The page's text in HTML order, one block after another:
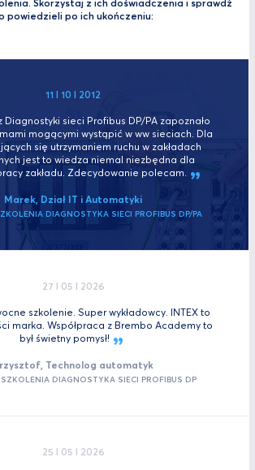
Skorzystaj z ich doświadczenia i sprawdź
powiedzieli po ich ukończeniu:
11 I 10 I 2012
Diagnostyki sieci Profibus DP/PA zapoznało
mogącymi wystąpić w ww sieciach. Dla
się utrzymaniem ruchu w zakładach
jest to wiedza niemal niezbędna dla
zakładu. Zdecydowanie polecam.
Marek, Dział IT i Automatyki
DIAGNOSTYKA SIECI PROFIBUS DP/PA
27 I 05 I 2026
szkolenie. Super wykładowcy. INTEX to
marka. Współpraca z Brembo Academy to
był świetny pomysł!
Technolog automatyk
DIAGNOSTYKA SIECI PROFIBUS DP
25 I 05 I 2026